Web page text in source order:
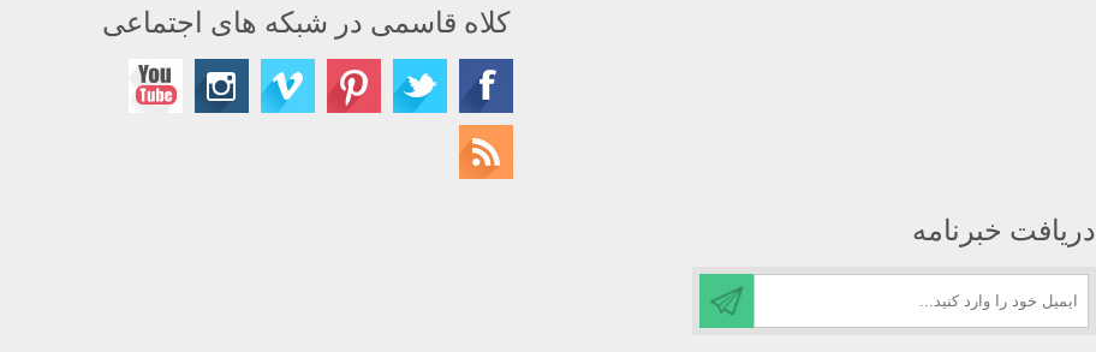
کلاه قاسمی در شبکه های اجتماعی
دریافت خبرنامه